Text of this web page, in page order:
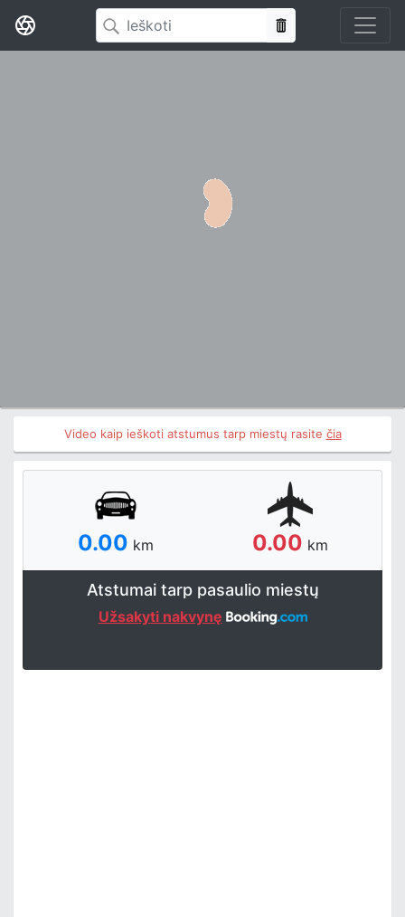
Video kaip ieškoti atstumus tarp miestų rasite čia
0.00 km 0.00 km
Atstumai tarp pasaulio miestų
Užsakyti nakvynę